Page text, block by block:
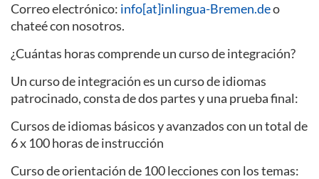
Correo electrónico: info[at]inlingua-Bremen.deo
chateé con nosotros.
¿Cuántas horas comprende un curso de integración?
Un curso de integración es un curso de idiomas
patrocinado, consta de dos partes y una prueba final:
Cursos de idiomas básicos y avanzados con un total de
6 x 100 horas de instrucción
Curso de orientación de 100 lecciones con los temas: